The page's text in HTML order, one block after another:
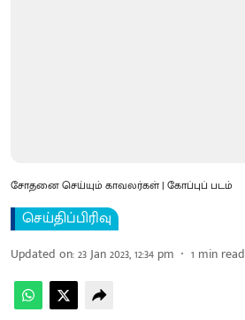
சோதனை செய்யும் காவலர்கள் | கோப்புப் படம்
செய்திப்பிரிவு
Updated on:23 Jan 2023, 12:34 pm 1 min read